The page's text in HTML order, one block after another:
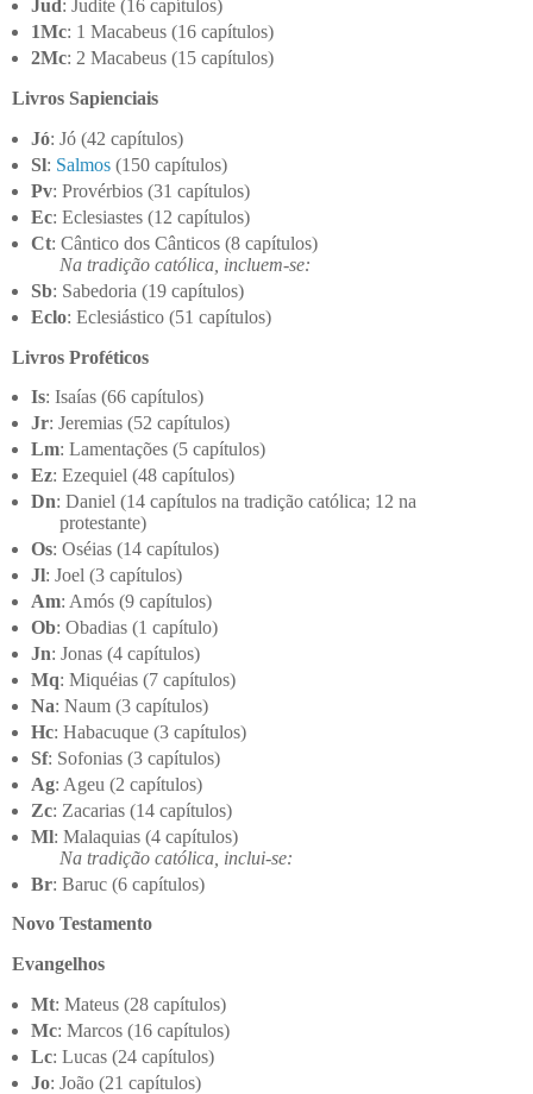
Jud : Judite (16 capítulos)
1Mc: 1 Macabeus (16 capítulos)
2Mc: 2 Macabeus (15 capítulos)
Livros Sapienciais
Jó: Jó (42 capítulos)
Sl: Salmos(150 capítulos)
Pv: Provérbios (31 capítulos)
Ec: Eclesiastes (12 capítulos)
Ct: Cântico dos Cânticos (8 capítulos)
Na tradição católica, incluem-se:
Sb: Sabedoria (19 capítulos)
Eclo: Eclesiástico (51 capítulos)
Livros Proféticos
Is: Isaías (66 capítulos)
Jr: Jeremias (52 capítulos)
Lm: Lamentações (5 capítulos)
Ez: Ezequiel (48 capítulos)
Dn: Daniel (14 capítulos na tradição católica; 12 na
protestante)
Os: Oséias (14 capítulos)
Jl: Joel (3 capítulos)
Am: Amós (9 capítulos)
Ob: Obadias (1 capítulo)
Jn: Jonas (4 capítulos)
Mq: Miquéias (7 capítulos)
Na: Naum (3 capítulos)
Hc: Habacuque (3 capítulos)
Sf: Sofonias (3 capítulos)
Ag: Ageu (2 capítulos)
Zc: Zacarias (14 capítulos)
Ml: Malaquias (4 capítulos)
Na tradição católica, inclui-se:
Br: Baruc (6 capítulos)
Novo Testamento
Evangelhos
Mt: Mateus (28 capítulos)
Mc: Marcos (16 capítulos)
Lc: Lucas (24 capítulos)
Jo: João (21 capítulos)